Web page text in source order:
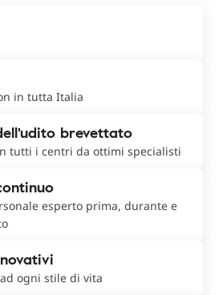
in tutta Italia
brevettato
tutti i centri da ottimi specialisti
esperto prima, durante e
ogni stile di vita